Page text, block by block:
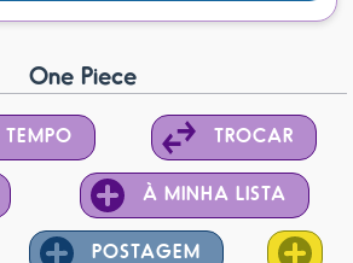
One Piece
TEMPO TROCAR
À MINHA LISTA
POSTAGEM